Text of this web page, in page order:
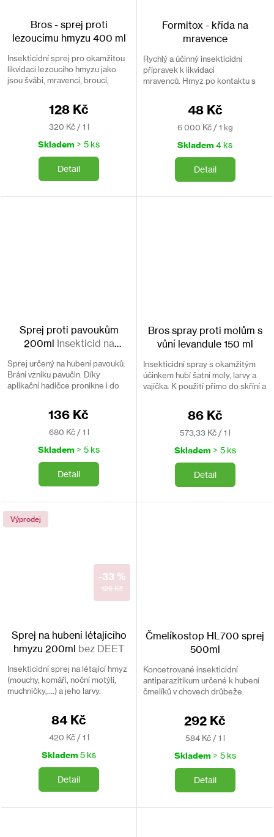
Bros - sprej proti
lezoucímu hmyzu 400 ml
Insekticidní sprej pro okamžitou
likvidaci lezoucího hmyzu jako
jsou švábi, mravenci, brouci,
128 Kč
Měrná
320 Kč / 1 l
Skladem > 5 ks
Detail
Formitox - křída na
mravence
Rychlý a účinný insekticidní
přípravek k likvidaci
mravenců. Hmyz po kontaktu s
48 Kč
Měrná
6 000 Kč / 1 kg
Skladem 4 ks
Detail
Sprej proti pavoukům
200ml Insekticid na
Sprej určený na hubení pavouků.
Brání vzniku pavučin. Díky
aplikační hadičce pronikne i do
136 Kč
Měrná
680 Kč / 1 l
Skladem > 5 ks
Detail
Bros spray proti molům s
vůní levandule 150 ml
Insekticidní spray s okamžitým
účinkem hubí šatní moly, larvy a
vajíčka. K použití přímo do skříní a
86 Kč
Měrná
573,33 Kč / 1 l
Skladem > 5 ks
Detail
Výprodej
126 Kč
-33 %
Sprej na hubení létajícího
hmyzu 200ml bez DEET
Insekticidní sprej na létající hmyz
(mouchy, komáři, noční motýli,
muchničky,....) a jeho larvy.
84 Kč
Měrná
420 Kč / 1 l
Skladem 5 ks
Detail
Čmelíkostop HL700 sprej
500ml
Koncetrované insekticidní
antiparazitikum určené k hubení
čmelíků v chovech drůbeže.
zamoření čmelíky i jako
292 Kč
Měrná
584 Kč / 1 l
Skladem > 5 ks
Detail